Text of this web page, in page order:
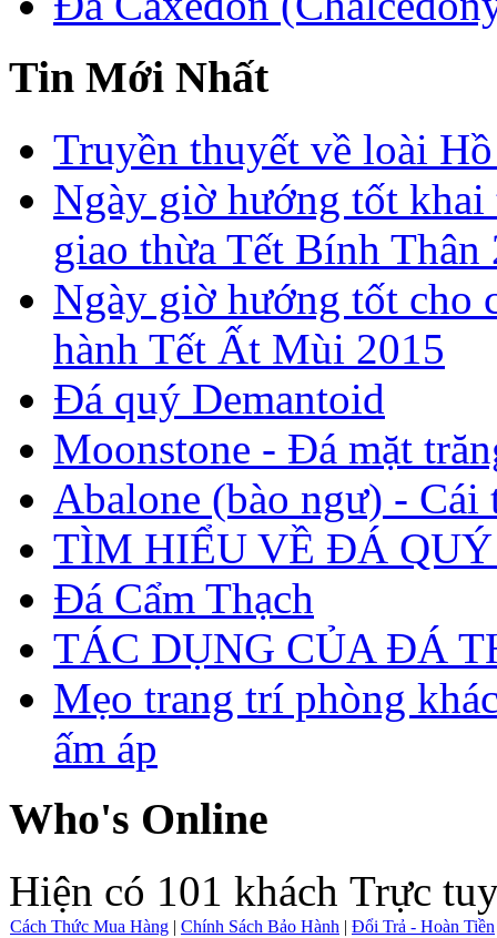
Tin Mới Nhất
Truyền thuyết về loài
Ngày giờ hướng tốt
giao thừa Tết Bính Thân
Ngày giờ hướng tốt cho
hành Tết Ất Mùi 2015
Đá quý Demantoid
Moonstone - Đá mặt
Abalone (bào ngư) - Cái
TÌM HIỂU VỀ ĐÁ QUÝ
Đá Cẩm Thạch
TÁC DỤNG CỦA ĐÁ
Mẹo trang trí phòng
ấm áp
Who's Online
Hiện có 101 khách Trực
Cách Thức Mua Hàng | Chính Sách Bảo Hành | Đổi Trả - Hoàn Tiền